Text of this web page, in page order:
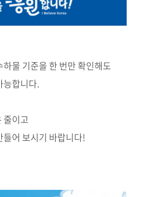
물 기준을 한 번만 확인해도
능합니다.
줄이고
들어 보시기 바랍니다!